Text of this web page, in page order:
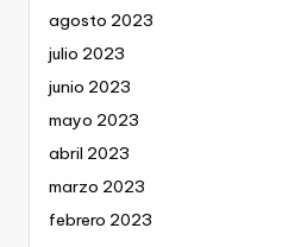
agosto 2023
julio 2023
junio 2023
mayo 2023
abril 2023
marzo 2023
febrero 2023